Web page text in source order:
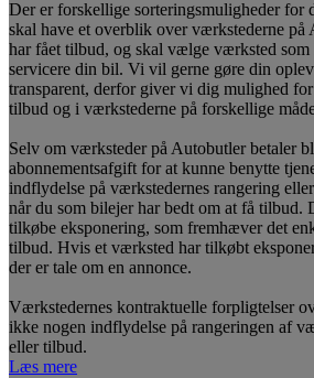
Der er forskellige sorteringsmuligheder for
skal have et overblik over værkstederne på
har fået tilbud, og skal vælge værksted som
servicere din bil. Vi vil gerne gøre din
transparent, derfor giver vi dig mulighed
tilbud og i værkstederne på forskellige
Selv om værksteder på Autobutler betaler
abonnementsafgift for at kunne benytte
indflydelse på værkstedernes rangering
når du som bilejer har bedt om at få tilbud.
tilkøbe eksponering, som fremhæver det
tilbud. Hvis et værksted har tilkøbt
der er tale om en annonce.
Værkstedernes kontraktuelle forpligtelser
ikke nogen indflydelse på rangeringen af
eller tilbud.
Læs mere